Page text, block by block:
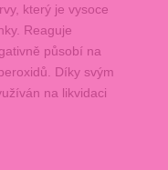
který je vysoce
Reaguje
působí na
Díky svým
na likvidaci